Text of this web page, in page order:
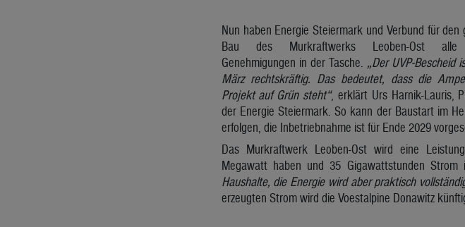
Nun haben Energie Steiermark und Verbund für den
Bau des Murkraftwerks Leoben-Ost alle
Genehmigungen in der Tasche. „Der UVP-Bescheid
März rechtskräftig. Das bedeutet, dass die
Projekt auf Grün steht“, erklärt Urs Harnik-Lauris,
der Energie Steiermark. So kann der Baustart im
erfolgen, die Inbetriebnahme ist für Ende 2029
Das Murkraftwerk Leoben-Ost wird eine
Megawatt haben und 35 Gigawattstunden Strom
Haushalte, die Energie wird aber praktisch
erzeugten Strom wird die Voestalpine Donawitz